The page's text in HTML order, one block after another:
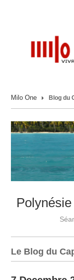
Carnets de
Actualités
Plus
Milo One Blog du
Le Blog du